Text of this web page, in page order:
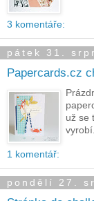
3 komentáře:
pátek 31.
Papercards.cz
už se
1 komentář:
pondělí 27.